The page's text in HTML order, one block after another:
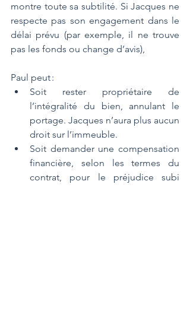
montre toute sa subtilité. Si Jacques ne
respecte pas son engagement dans le
délai prévu (par exemple, il ne trouve
pas les fonds ou change d’avis),
Paul peut :
Soit rester propriétaire de
l’intégralité du bien, annulant le
portage. Jacques n’aura plus aucun
droit sur l’immeuble.
Soit demander une compensation
financière, selon les termes du
contrat, pour le préjudice subi